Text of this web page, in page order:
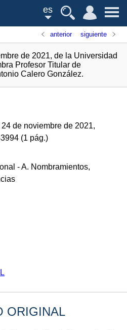
es
anterior siguiente
de 2021, de la Universidad
Profesor Titular de
Calero González.
de noviembre de 2021,
(1 pág.)
- A. Nombramientos,
ORIGINAL